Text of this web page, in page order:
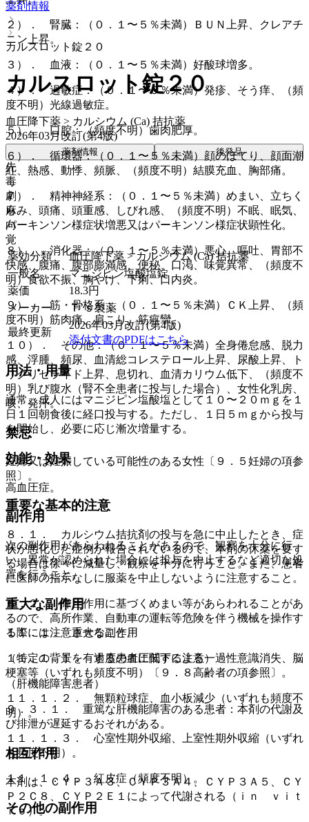
２）． 腎臓：（０．１〜５％未満）ＢＵＮ上昇、クレアチ
ニン上昇。
３）． 血液：（０．１〜５％未満）好酸球増多。
４）． 過敏症：（０．１〜５％未満）発疹、そう痒、（頻
度不明）光線過敏症。
５）． 口腔：（頻度不明）歯肉肥厚。
６）． 循環器：（０．１〜５％未満）顔のほてり、顔面潮
紅、熱感、動悸、頻脈、（頻度不明）結膜充血、胸部痛。
７）． 精神神経系：（０．１〜５％未満）めまい、立ちく
らみ、頭痛、頭重感、しびれ感、（頻度不明）不眠、眠気、
パーキンソン様症状増悪又はパーキンソン様症状顕性化。
８）． 消化器：（０．１〜５％未満）悪心、嘔吐、胃部不
快感、腹痛、腹部膨満感、便秘、口渇、味覚異常、（頻度不
明）食欲不振、胸やけ、下痢、口内炎。
９）． 筋・骨格系：（０．１〜５％未満）ＣＫ上昇、（頻
度不明）筋肉痛、肩こり、筋痙攣。
１０）． その他：（０．１〜５％未満）全身倦怠感、脱力
感、浮腫、頻尿、血清総コレステロール上昇、尿酸上昇、ト
リグリセライド上昇、息切れ、血清カリウム低下、（頻度不
明）乳び腹水（腎不全患者に投与した場合）、女性化乳房、
咳、発汗。
禁忌
妊婦又は妊娠している可能性のある女性〔９．５妊婦の項参
照〕。
重要な基本的注意
８．１． カルシウム拮抗剤の投与を急に中止したとき、症
状が悪化した症例が報告されているので、本剤の休薬を要す
る場合は徐々に減量し、観察を十分に行うこと。また、患者
に医師の指示なしに服薬を中止しないように注意すること。
８．２． 降圧作用に基づくめまい等があらわれることがあ
るので、高所作業、自動車の運転等危険を伴う機械を操作す
る際には注意させること。
（特定の背景を有する患者に関する注意）
（肝機能障害患者）
９．３．１． 重篤な肝機能障害のある患者：本剤の代謝及
び排泄が遅延するおそれがある。
相互作用
本剤は、ＣＹＰ３Ａ３、ＣＹＰ３Ａ４、ＣＹＰ３Ａ５、ＣＹ
Ｐ２Ｃ８、ＣＹＰ２Ｅ１によって代謝される（ｉｎ ｖｉｔ
ｒｏ）。
薬剤情報
カルスロット錠２０
カルスロット錠２０
血圧降下薬 > カルシウム (Ca) 拮抗薬
2026年03月改訂(第4版)
薬剤情報 後発品
先
毒
劇
麻
向
覚
薬効分類
血圧降下薬 > カルシウム (Ca) 拮抗薬
一般名
マニジピン塩酸塩錠
薬価
18.3円
メーカー
Ｔ’ｓ製薬
最終更新
2026年03月改訂(第4版)
添付文書のPDFはこちら
用法・用量
通常、成人にはマニジピン塩酸塩として１０〜２０ｍｇを１
日１回朝食後に経口投与する。ただし、１日５ｍｇから投与
を開始し、必要に応じ漸次増量する。
効能・効果
高血圧症。
副作用
次の副作用があらわれることがあるので、観察を十分に行
い、異常が認められた場合には投与を中止するなど適切な処
置を行うこと。
重大な副作用
１１．１． 重大な副作用
１１．１．１． 過度の血圧低下による一過性意識消失、脳
梗塞等（いずれも頻度不明）〔９．８高齢者の項参照〕。
１１．１．２． 無顆粒球症、血小板減少（いずれも頻度不
明）。
１１．１．３． 心室性期外収縮、上室性期外収縮（いずれ
も頻度不明）。
１１．１．４． 紅皮症（頻度不明）。
その他の副作用